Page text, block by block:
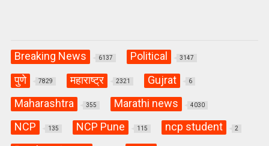
Breaking News 6137 Political 3147
पुणे 7829 महाराष्ट्र 2321 Gujrat 6
Maharashtra 355 Marathi news 4030
NCP 135 NCP Pune 115 ncp student 2